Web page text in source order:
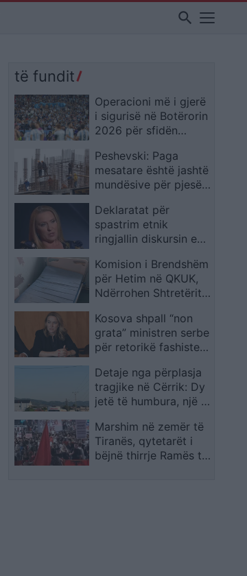
search
të fundit
Operacioni më i gjerë
i sigurisë në Botërorin
2026 për sfidën
merr masa drastike
Peshevski: Paga
mesatare është jashtë
mundësive për pjesën
punësuarve
Deklaratat për
spastrim etnik
ringjallin diskursin e
Millosheviqit
Komision i Brendshëm
për Hetim në QKUK,
Ndërrohen Shtretërit e
Kosova shpall “non
grata” ministren serbe
për retorikë fashiste, i
hyrja në vend
Detaje nga përplasja
tragjike në Cërrik: Dy
jetë të humbura, një i
Marshim në zemër të
Tiranës, qytetarët i
bëjnë thirrje Ramës të